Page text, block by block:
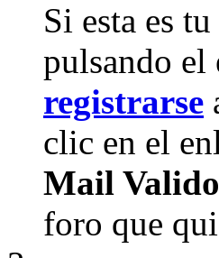
Si esta es
pulsando el
registrarse
clic en el
Mail Valido
foro que